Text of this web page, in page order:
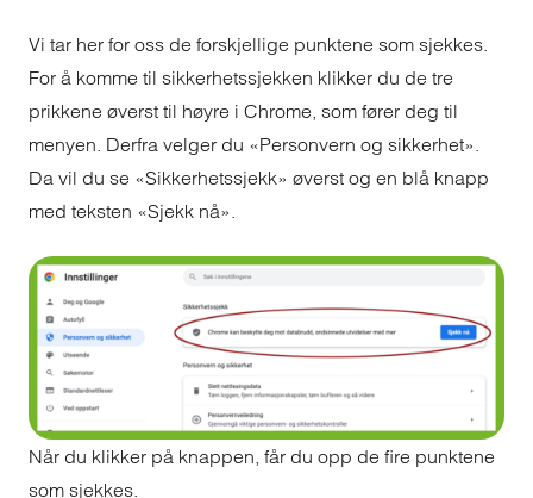
Vi tar her for oss de forskjellige punktene som sjekkes.
For å komme til sikkerhetssjekken klikker du de tre
prikkene øverst til høyre i Chrome, som fører deg til
menyen. Derfra velger du «Personvern og sikkerhet».
Da vil du se «Sikkerhetssjekk» øverst og en blå knapp
med teksten «Sjekk nå».
Når du klikker på knappen, får du opp de fire punktene
som sjekkes.